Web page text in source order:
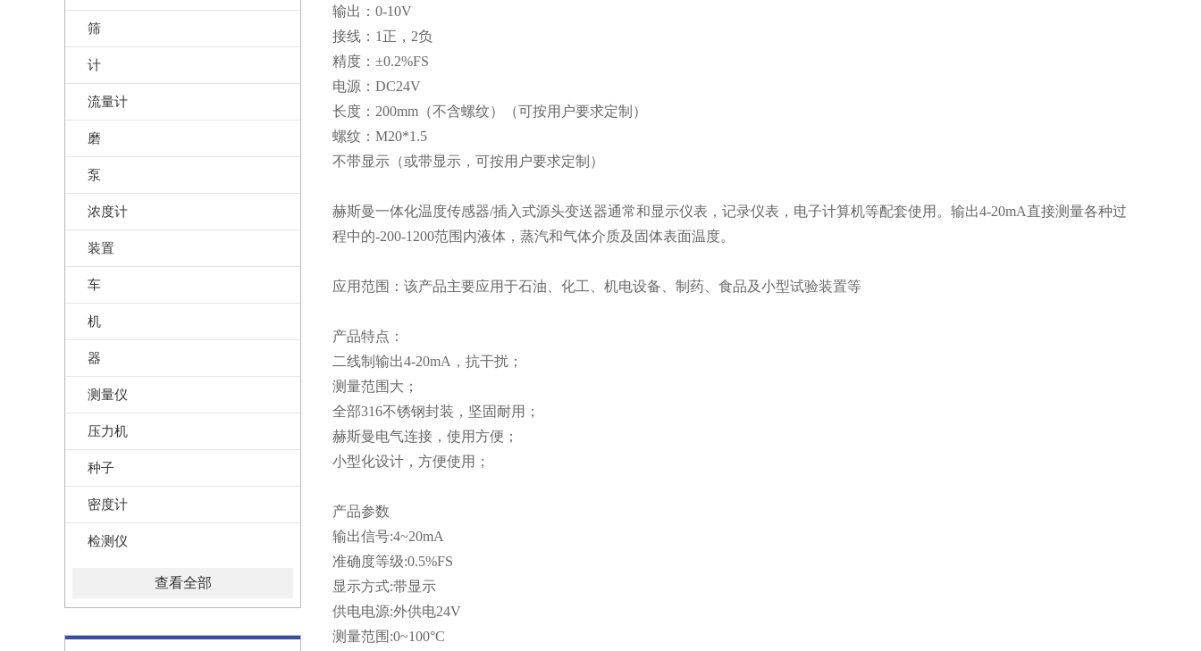
筛
计
流量计
磨
泵
浓度计
装置
车
机
器
测量仪
压力机
种子
密度计
检测仪
查看全部
输出：0-10V
接线：1正，2负
精度：±0.2%FS
电源：DC24V
长度：200mm（不含螺纹）（可按用户要求定制）
螺纹：M20*1.5
不带显示（或带显示，可按用户要求定制）
赫斯曼一体化温度传感器/插入式源头变送器通常和显示仪表，记录仪表，电子计算机等配套使用。输出4-20mA直接测量各种过
程中的-200-1200范围内液体，蒸汽和气体介质及固体表面温度。
应用范围：该产品主要应用于石油、化工、机电设备、制药、食品及小型试验装置等
产品特点：
二线制输出4-20mA，抗干扰；
测量范围大；
全部316不锈钢封装，坚固耐用；
赫斯曼电气连接，使用方便；
小型化设计，方便使用；
产品参数
输出信号:4~20mA
准确度等级:0.5%FS
显示方式:带显示
供电电源:外供电24V
测量范围:0~100°C